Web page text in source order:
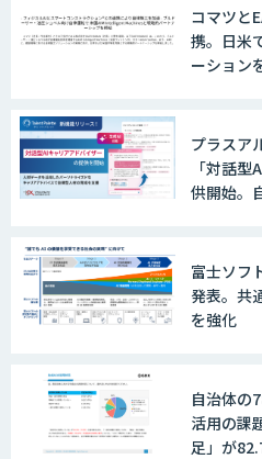
コマツと
携。日米
ーション
プラスア
「対話
供開始。
富士ソフ
発表。共
を強化
自治体の
活用の課
足」が